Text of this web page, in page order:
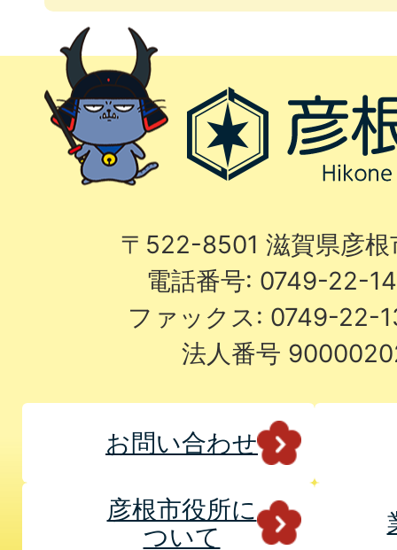
〒522-8501 滋賀県彦
電話番号: 0749-22-
ファックス: 0749-22-
法人番号
お問い合わせ
彦根市役所に
ついて